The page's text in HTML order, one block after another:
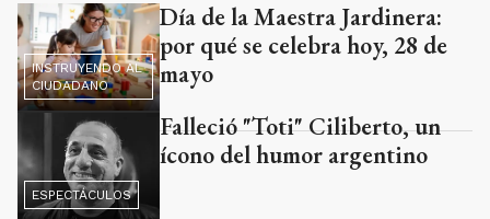
INSTRUYENDO AL
CIUDADANO
Día de la Maestra Jardinera:
por qué se celebra hoy, 28 de
mayo
ESPECTÁCULOS
Falleció "Toti" Ciliberto, un
ícono del humor argentino